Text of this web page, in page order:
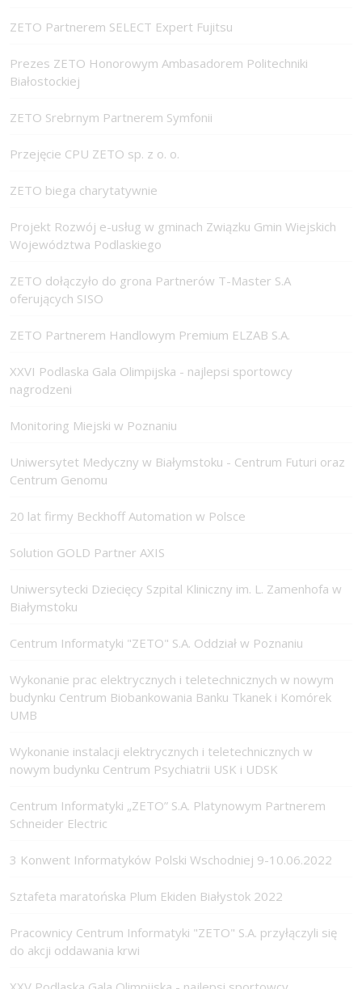
ZETO Partnerem SELECT Expert Fujitsu
Prezes ZETO Honorowym Ambasadorem Politechniki
Białostockiej
ZETO Srebrnym Partnerem Symfonii
Przejęcie CPU ZETO sp. z o. o.
ZETO biega charytatywnie
Projekt Rozwój e-usług w gminach Związku Gmin Wiejskich
Województwa Podlaskiego
ZETO dołączyło do grona Partnerów T-Master S.A
oferujących SISO
ZETO Partnerem Handlowym Premium ELZAB S.A.
XXVI Podlaska Gala Olimpijska - najlepsi sportowcy
nagrodzeni
Monitoring Miejski w Poznaniu
Uniwersytet Medyczny w Białymstoku - Centrum Futuri oraz
Centrum Genomu
20 lat firmy Beckhoff Automation w Polsce
Solution GOLD Partner AXIS
Uniwersytecki Dziecięcy Szpital Kliniczny im. L. Zamenhofa w
Białymstoku
Centrum Informatyki "ZETO" S.A. Oddział w Poznaniu
Wykonanie prac elektrycznych i teletechnicznych w nowym
budynku Centrum Biobankowania Banku Tkanek i Komórek
UMB
Wykonanie instalacji elektrycznych i teletechnicznych w
nowym budynku Centrum Psychiatrii USK i UDSK
Centrum Informatyki „ZETO” S.A. Platynowym Partnerem
Schneider Electric
3 Konwent Informatyków Polski Wschodniej 9-10.06.2022
Sztafeta maratońska Plum Ekiden Białystok 2022
Pracownicy Centrum Informatyki "ZETO" S.A. przyłączyli się
do akcji oddawania krwi